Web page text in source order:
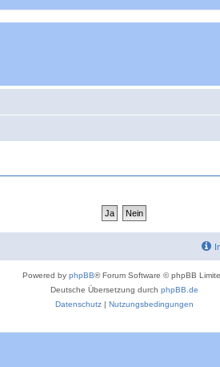
Powered by phpBB® Forum Software © phpBB
Deutsche Übersetzung durch phpBB.de
Datenschutz| Nutzungsbedingungen